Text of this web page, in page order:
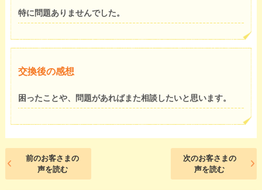
特に問題ありませんでした。
交換後の感想
困ったことや、問題があればまた相談したいと思います。
前のお客さまの
声を読む
次のお客さまの
声を読む